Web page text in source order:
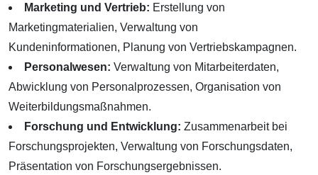
Marketing und Vertrieb: Erstellung von
Marketingmaterialien, Verwaltung von
Kundeninformationen, Planung von Vertriebskampagnen.
Personalwesen: Verwaltung von Mitarbeiterdaten,
Abwicklung von Personalprozessen, Organisation von
Weiterbildungsmaßnahmen.
Forschung und Entwicklung: Zusammenarbeit bei
Forschungsprojekten, Verwaltung von Forschungsdaten,
Präsentation von Forschungsergebnissen.